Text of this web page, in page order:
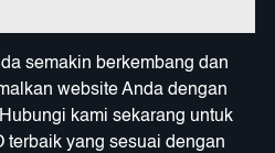
semakin berkembang dan
website Anda dengan
kami sekarang untuk
terbaik yang sesuai dengan